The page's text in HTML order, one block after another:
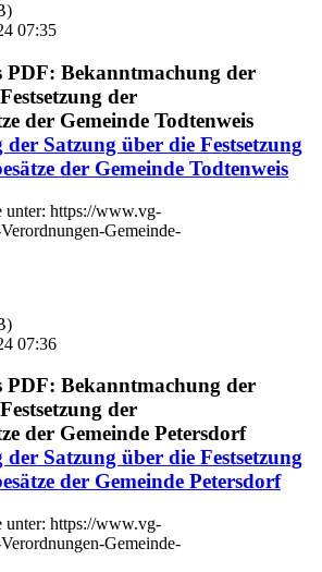
07:35
Satzung über die Festsetzung
der Gemeinde Todtenweis
unter: https://www.vg-
Gemeinde-
07:36
Satzung über die Festsetzung
der Gemeinde Petersdorf
unter: https://www.vg-
Gemeinde-